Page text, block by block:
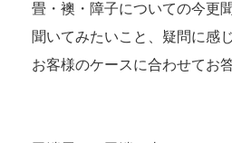
畳・襖・障子についての今更
聞いてみたいこと、疑問に感
お客様のケースに合わせてお